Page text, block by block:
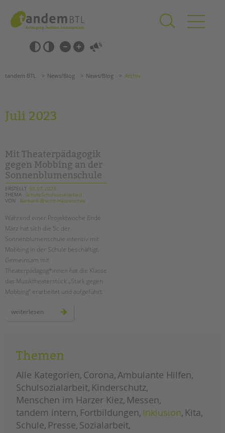
springen
Barrierefrei-
Einstellungen
überspringen
überspringen
Förderzentren
Kollegs
EFöB
Schulbezogene Sozialarbeit
Tagesgruppen
HILFEN ZUR ERZIEHUNG
EINGLIEDERUNGSHILFE
BETREUTES WOHNEN
TANDEM BTL AKADEMIE
Seminarkalender
STADTTEILARBEIT
PROFIL | LEITBILD
Bereiche im Überblick
Kinder- und Jugendschutz
Unsere Videos
Gesellschafter VdK
Suchen
tandem BTL News/Blog News/Blog Archiv
Juli 2023
Mit Theaterpädagogik
gegen Mobbing an der
Sonnenblumenschule
ERSTELLT 05.07.2023
THEMA SchuleSchulsozialarbeit
VON
Barbara Brecht-Hadraschek
Während einer Projektwoche Ende
März hat sich die 5c der
Sonnenblumenschule intensiv mit
Mobbing in der Schule beschäftigt.
Gemeinsam mit
Theaterpädagog*innen hat die Klasse
das Musiktheaterstück „Stark gegen
Mobbing“ erarbeitet und aufgeführt.
weiterlesen
theaterpädagogik
Themen
Alle Kategorien Corona Ambulante Hilfen
Schulsozialarbeit Kinderschutz
Menschen im Harzer Kiez Messen
tandem intern Fortbildungen Inklusion Kita
Schule Presse Sozialarbeit